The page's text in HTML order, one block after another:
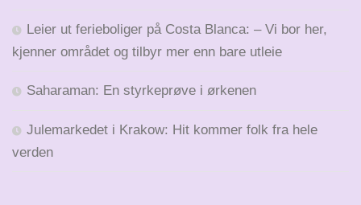
Leier ut ferieboliger på Costa Blanca: – Vi bor her,
kjenner området og tilbyr mer enn bare utleie
Saharaman: En styrkeprøve i ørkenen
Julemarkedet i Krakow: Hit kommer folk fra hele
verden